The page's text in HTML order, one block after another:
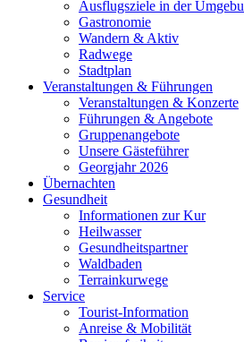
Ausflugsziele in der
Gastronomie
Wandern & Aktiv
Radwege
Stadtplan
Veranstaltungen & Führungen
Veranstaltungen & Konzerte
Führungen & Angebote
Gruppenangebote
Unsere Gästeführer
Georgjahr 2026
Übernachten
Gesundheit
Informationen zur Kur
Heilwasser
Gesundheitspartner
Waldbaden
Terrainkurwege
Service
Tourist-Information
Anreise & Mobilität